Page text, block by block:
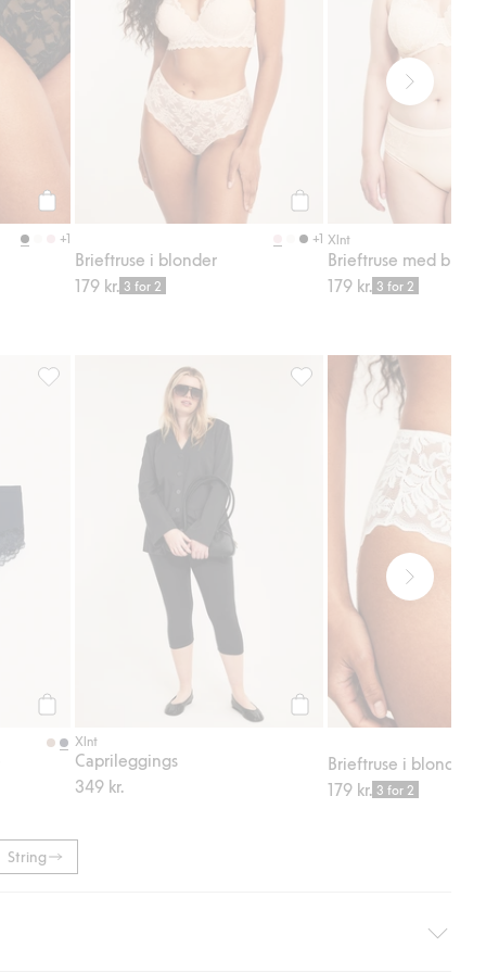
Legg til
+1 +1
Brieftruse i blonder
179 kr. 3 for 2
Xlnt
Brieftruse med
179 kr. 3 for 2
Hipstertruse i mikrofiber, Legg til i favoriter
Xlnt
Caprileggings
349 kr.
Caprileggings, Legg til i
Brieftruse i blonder
179 kr. 3 for 2
String